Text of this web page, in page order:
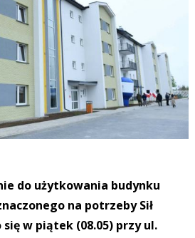
do użytkowania budynku
na potrzeby Sił
się w piątek (08.05) przy ul.